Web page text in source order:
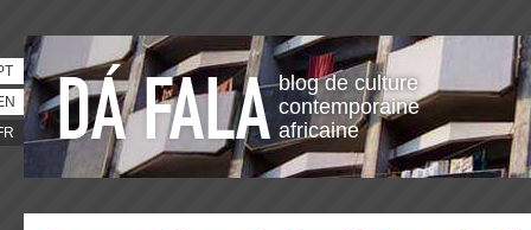
blog de culture
contemporaine
africaine